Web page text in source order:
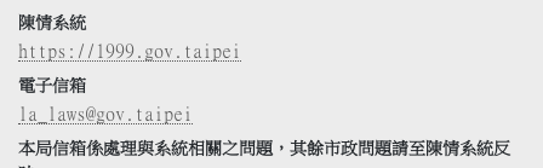
陳情系統
https://1999.gov.taipei
電子信箱
la_laws@gov.taipei
本局信箱係處理與系統相關之問題，其餘市政問題請至陳情系統反